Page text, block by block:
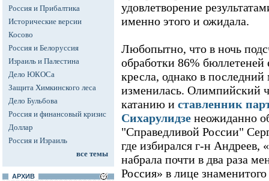
Россия и Прибалтика
Исторические версии
Косово
Россия и Белоруссия
Израиль и Палестина
Дело ЮКОСа
Защита Химкинского леса
Дело Бульбова
Россия и финансовый кризис
Доллар
Россия и Израиль
все темы
АРХИВ
удовлетворение
именно этого и ожидала.
Любопытно, что в ночь
обработки 86% бюллетеней
кресла, однако в
изменилась. Олимпийский
катанию и ставленник
Сихарулидзе неожиданно
"Справедливой России"
где избирался г-н Андреев,
набрала почти в два раза
Россия» в лице